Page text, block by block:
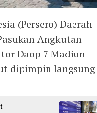
(Persero) Daerah
Angkutan
Daop 7 Madiun
dipimpin langsung